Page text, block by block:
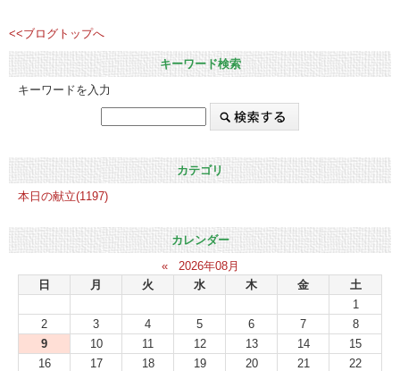
<<ブログトップへ
キーワード検索
キーワードを入力
カテゴリ
本日の献立(1197)
カレンダー
«
2026年08月
日
月 火 水 木 金
土
1
2
3 4 5 6 7
8
9
10 11 12 13 14
15
16
17 18 19 20 21
22